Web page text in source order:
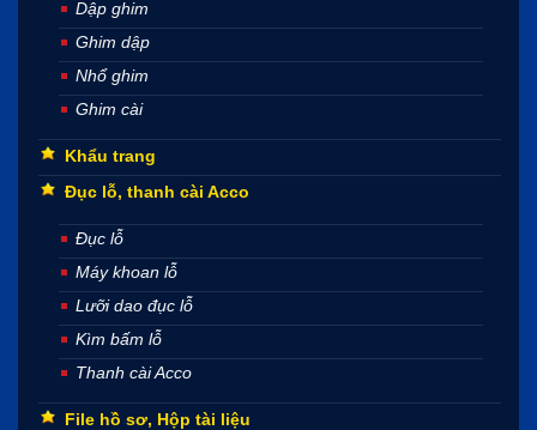
Dập ghim
Ghim dập
Nhổ ghim
Ghim cài
Khẩu trang
Đục lỗ, thanh cài Acco
Đục lỗ
Máy khoan lỗ
Lưỡi dao đục lỗ
Kìm bấm lỗ
Thanh cài Acco
File hồ sơ, Hộp tài liệu